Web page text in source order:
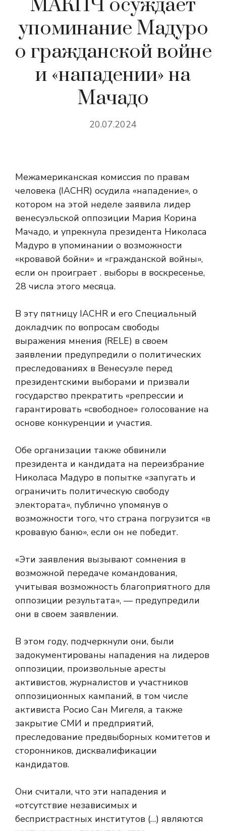
МАКПЧ осуждает
упоминание Мадуро
о гражданской войне
и «нападении» на
Мачадо
20.07.2024
Межамериканская комиссия по правам
человека (IACHR) осудила «нападение», о
котором на этой неделе заявила лидер
венесуэльской оппозиции Мария Корина
Мачадо, и упрекнула президента Николаса
Мадуро в упоминании о возможности
«кровавой бойни» и «гражданской войны»,
если он проиграет . выборы в воскресенье,
28 числа этого месяца.
В эту пятницу IACHR и его Специальный
докладчик по вопросам свободы
выражения мнения (RELE) в своем
заявлении предупредили о политических
преследованиях в Венесуэле перед
президентскими выборами и призвали
государство прекратить «репрессии и
гарантировать «свободное» голосование на
основе конкуренции и участия.
Обе организации также обвинили
президента и кандидата на переизбрание
Николаса Мадуро в попытке «запугать и
ограничить политическую свободу
электората», публично упомянув о
возможности того, что страна погрузится «в
кровавую баню», если он не победит.
«Эти заявления вызывают сомнения в
возможной передаче командования,
учитывая возможность благоприятного для
оппозиции результата», — предупредили
они в своем заявлении.
В этом году, подчеркнули они, были
задокументированы нападения на лидеров
оппозиции, произвольные аресты
активистов, журналистов и участников
оппозиционных кампаний, в том числе
активиста Росио Сан Мигеля, а также
закрытие СМИ и предприятий,
преследование предвыборных комитетов и
сторонников, дисквалификации
кандидатов.
Они считали, что эти нападения и
«отсутствие независимых и
беспристрастных институтов (…) являются